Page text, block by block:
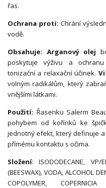
řas.
Ochrana proti: Chrání
vodě.
Obsahuje: Arganový olej
poskytuje výživu a
tonizační a relaxační účinek.
volným radikálům, který
vnějšími látkami.
Použití: Řasenku Salerm
pohybem od kořínků ke
jednotný efekt, který definuje
přímému kontaktu s očima.
Složení: ISODODECANE, VP/
(BEESWAX), VODA, ALCOHOL
COPOLYMER,